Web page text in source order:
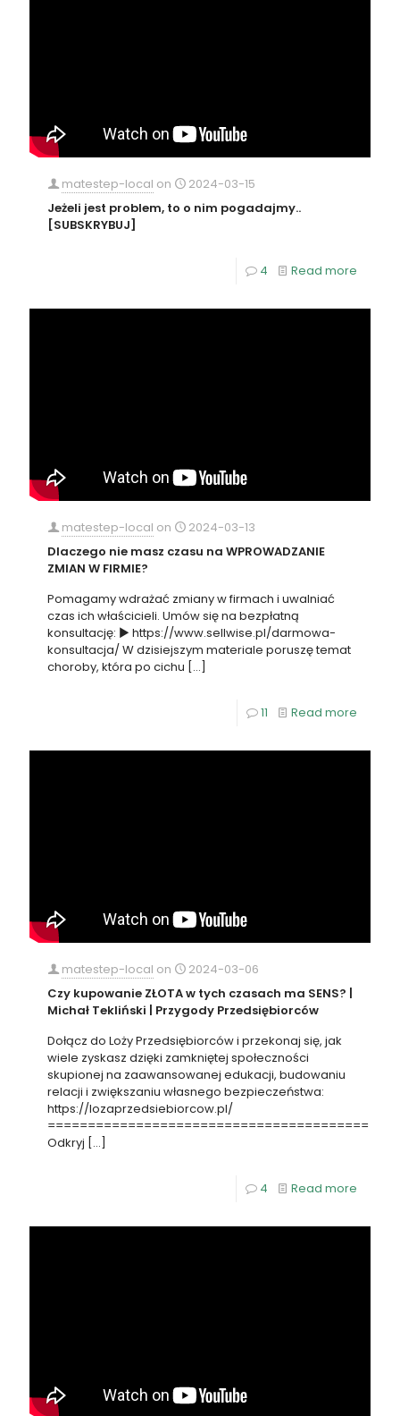
matestep-local on
2024-03-15
Jeżeli jest problem, to o nim pogadajmy..
[SUBSKRYBUJ]
4 Read more
matestep-local on
2024-03-13
Dlaczego nie masz czasu na WPROWADZANIE
ZMIAN W FIRMIE?
Pomagamy wdrażać zmiany w firmach i uwalniać
czas ich właścicieli. Umów się na bezpłatną
konsultację: ► https://www.sellwise.pl/darmowa-
konsultacja/ W dzisiejszym materiale poruszę temat
choroby, która po cichu […]
11 Read more
matestep-local on
2024-03-06
Czy kupowanie ZŁOTA w tych czasach ma SENS? |
Michał Tekliński | Przygody Przedsiębiorców
Dołącz do Loży Przedsiębiorców i przekonaj się, jak
wiele zyskasz dzięki zamkniętej społeczności
skupionej na zaawansowanej edukacji, budowaniu
relacji i zwiększaniu własnego bezpieczeństwa:
https://lozaprzedsiebiorcow.pl/
========================================
Odkryj […]
4 Read more